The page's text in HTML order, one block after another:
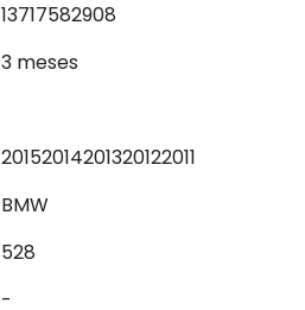
13717582908
3 meses
20152014201320122011
BMW
528
-